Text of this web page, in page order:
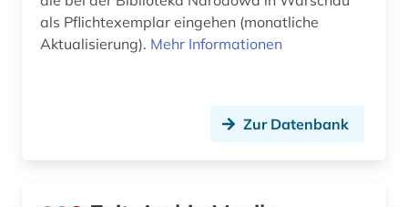
als Pflichtexemplar eingehen (monatliche
Aktualisierung). Mehr Informationen
Zur Datenbank